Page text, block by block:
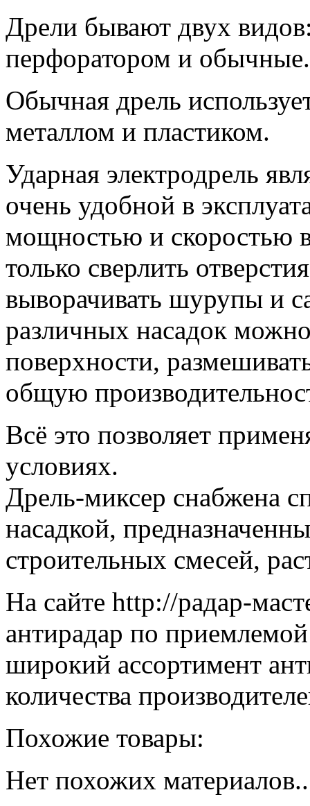
Дрели бывают двух
перфоратором и обычные.
Обычная дрель
металлом и пластиком.
Ударная электродрель
очень удобной в
мощностью и скоростью
только сверлить
выворачивать шурупы и
различных насадок
поверхности,
общую
Всё это позволяет
условиях.
Дрель-миксер снабжена
насадкой,
строительных смесей,
На сайте http://радар-
антирадар по
широкий ассортимент
количества
Похожие товары:
Нет похожих